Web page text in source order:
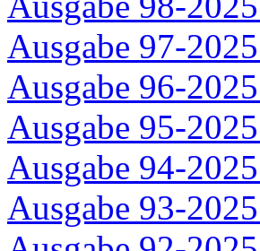
Ausgabe 97-
Ausgabe 96-
Ausgabe 95-
Ausgabe 94-
Ausgabe 93-